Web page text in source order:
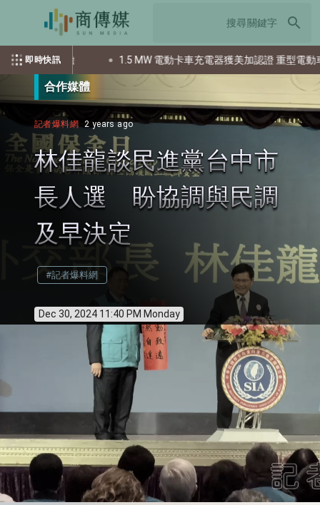
search
即時快訊
者負擔 1.5 MW 電動卡車充電器獲美加認證 重型電動車普及
合作媒體
記者爆料網 2 years ago
林佳龍談民進黨台中市
長人選 盼協調與民調
及早決定
#記者爆料網
Dec 30, 2024 11:40 PM Monday